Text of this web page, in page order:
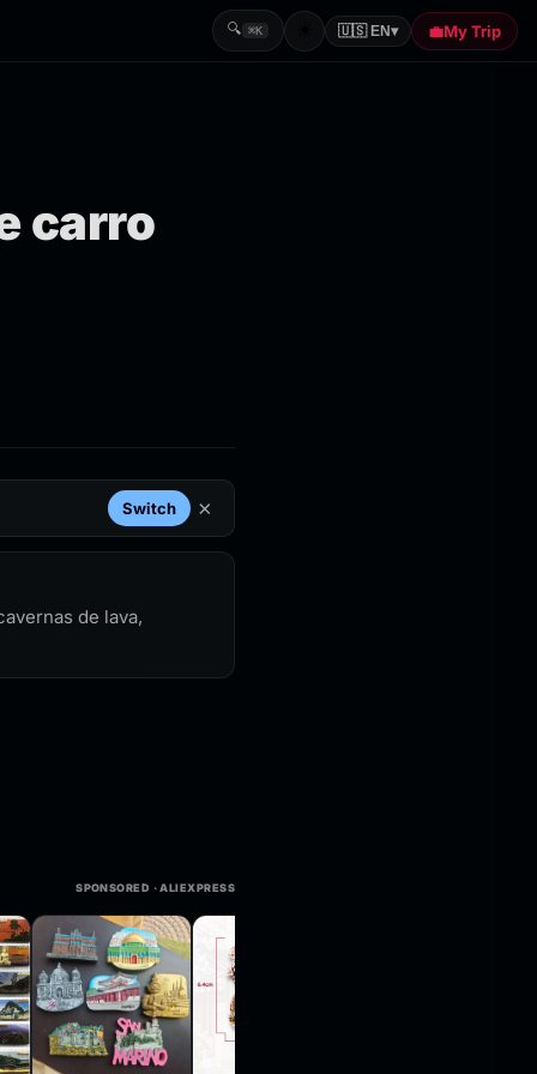
🔍 ⌘K 🇺🇸 EN▾ 💼My Trip
carro
Switch ×
de lava,
SPONSORED · ALIEXPRESS